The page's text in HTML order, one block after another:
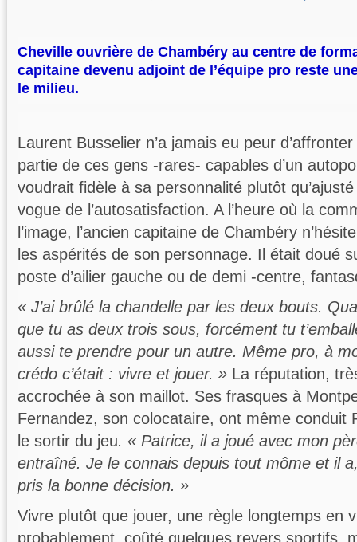
Cheville ouvrière de Chambéry au centre de
capitaine devenu adjoint de l’équipe pro reste
le milieu.
Laurent Busselier n’a jamais eu peur
partie de ces gens -rares- capables d’un
voudrait fidèle à sa personnalité plutôt
vogue de l’autosatisfaction. A l’heure où la
l’image, l’ancien capitaine de Chambéry
les aspérités de son personnage. Il était doué
poste d’ailier gauche ou de demi -centre,
« J’ai brûlé la chandelle par les deux bouts.
que tu as deux trois sous, forcément tu
aussi te prendre pour un autre. Même pro, à
crédo c’était : vivre et jouer. » La réputation,
accrochée à son maillot. Ses frasques à
Fernandez, son colocataire, ont même conduit
le sortir du jeu. « Patrice, il a joué avec mon
entraîné. Je le connais depuis tout môme et il
pris la bonne décision. »
Vivre plutôt que jouer, une règle longtemps en
probablement, coûté quelques revers sportifs,